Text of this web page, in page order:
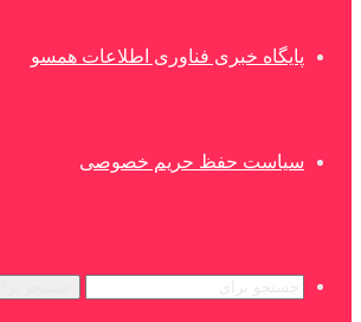
پایگاه خبری فناوری اطلاعات همسو
سیاست حفظ حریم خصوصی